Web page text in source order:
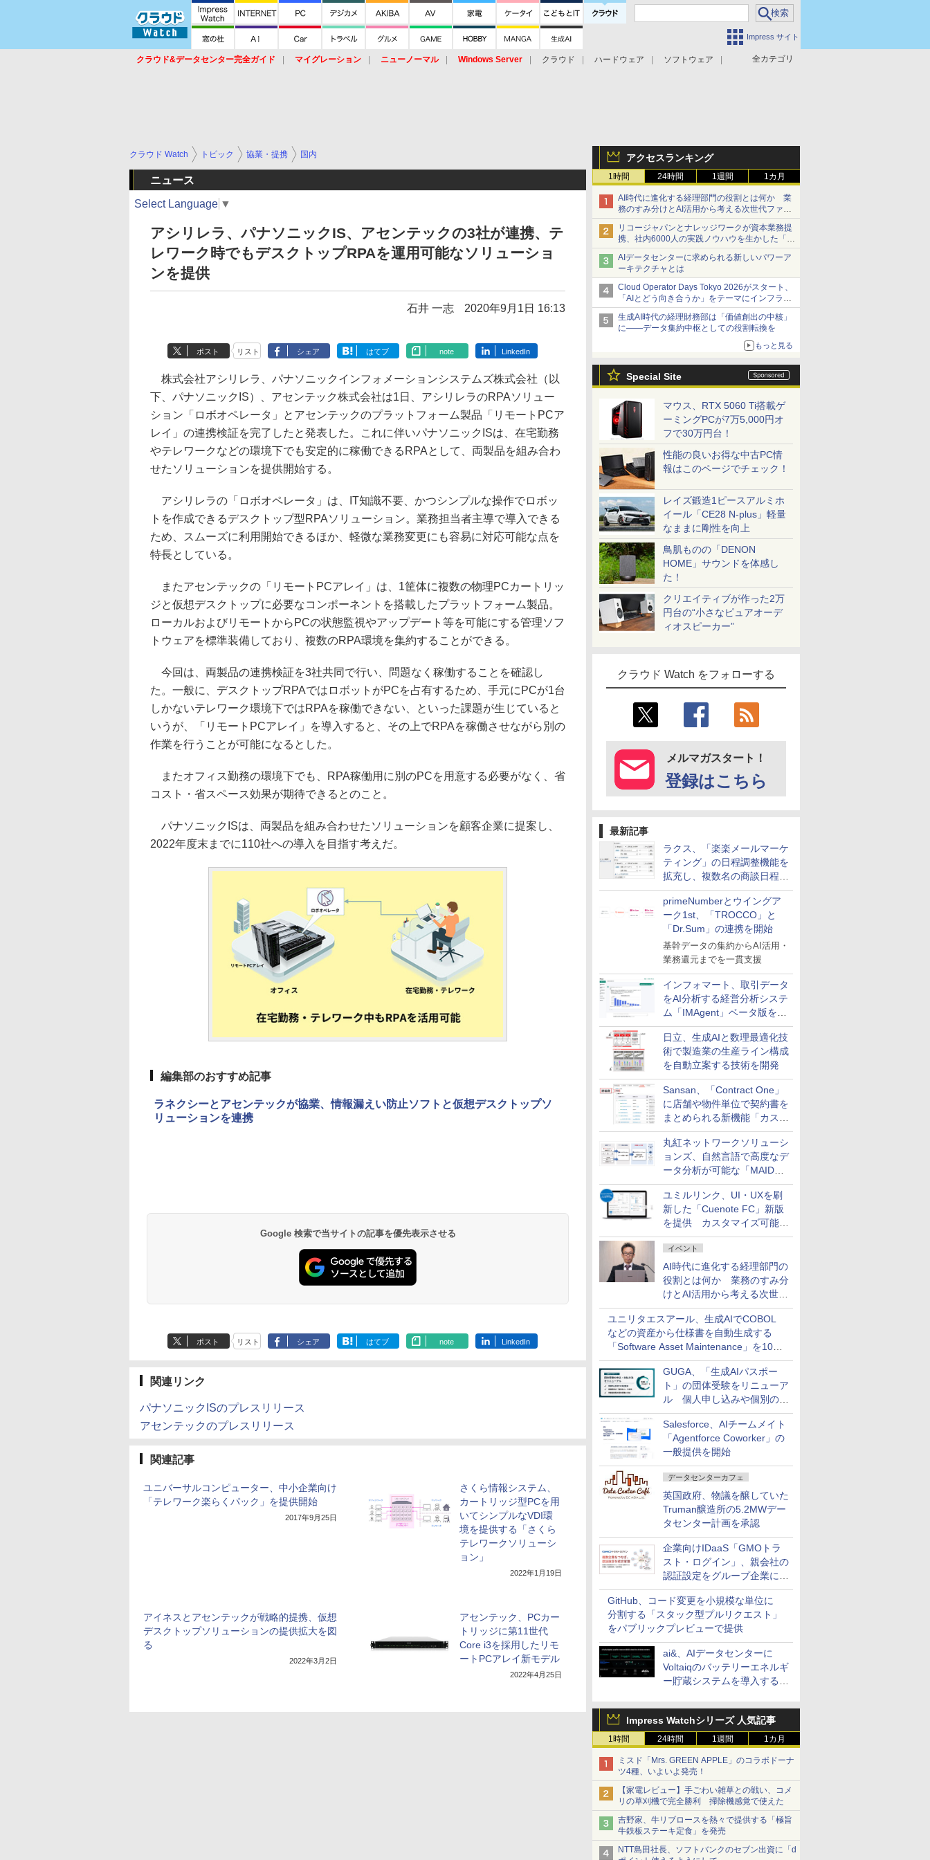
Impress サイト
全カテゴリ
クラウド&データセンター完全ガイド マイグレーション ニューノーマル Windows Server クラウド ハードウェア
ソフトウェア
アクセスランキング
1時間 24時間 1週間 1カ月
AI時代に進化する経理部門の役割とは何か 業
務のすみ分けとAI活用から考える次世代ファイ
ナンス戦略
リコージャパンとナレッジワークが資本業務提
携、社内6000人の実践ノウハウを生かした「AI
商談記録 for RICOH」を展開へ
AIデータセンターに求められる新しいパワーア
ーキテクチャとは
Cloud Operator Days Tokyo 2026がスタート、
「AIとどう向き合うか」をテーマにインフラ運
用の知見を集約
生成AI時代の経理財務部は「価値創出の中核」
に――データ集約中枢としての役割転換を
もっと見る
Special Site
マウス、RTX 5060 Ti搭載ゲ
ーミングPCが7万5,000円オ
フで30万円台！
性能の良いお得な中古PC情
報はこのページでチェック！
レイズ鍛造1ピースアルミホ
イール「CE28 N-plus」軽量
なままに剛性を向上
鳥肌ものの「DENON
HOME」サウンドを体感し
た！
クリエイティブが作った2万
円台の“小さなピュアオーデ
ィオスピーカー”
クラウド Watch をフォローする
メルマガスタート！
登録はこちら
最新記事
ラクス、「楽楽メールマーケ
ティング」の日程調整機能を
拡充し、複数名の商談日程調
整を効率化
primeNumberとウイングア
ーク1st、「TROCCO」と
「Dr.Sum」の連携を開始
基幹データの集約からAI活用・
業務還元までを一貫支援
インフォマート、取引データ
をAI分析する経営分析システ
ム「IMAgent」ベータ版を提
供
日立、生成AIと数理最適化技
術で製造業の生産ライン構成
を自動立案する技術を開発
Sansan、「Contract One」
に店舗や物件単位で契約書を
まとめられる新機能「カスタ
ム契約ツリー」を追加
丸紅ネットワークソリューシ
ョンズ、自然言語で高度なデ
ータ分析が可能な「MAIDOA
AI ASSIST」を9月より提供
ユミルリンク、UI・UXを刷
新した「Cuenote FC」新版
を提供 カスタマイズ可能な
ダッシュボード画面を搭載
イベント
AI時代に進化する経理部門の
役割とは何か 業務のすみ分
けとAI活用から考える次世代
ファイナンス戦略
ユニリタエスアール、生成AIでCOBOL
などの資産から仕様書を自動生成する
「Software Asset Maintenance」を10月
に発売
GUGA、「生成AIパスポー
ト」の団体受験をリニューア
ル 個人申し込みや個別の支
払いなどに対応
Salesforce、AIチームメイト
「Agentforce Coworker」の
一般提供を開始
データセンターカフェ
英国政府、物議を醸していた
Truman醸造所の5.2MWデー
タセンター計画を承認
企業向けIDaaS「GMOトラ
スト・ログイン」、親会社の
認証設定をグループ企業に展
開できる新機能を提供
GitHub、コード変更を小規模な単位に
分割する「スタック型プルリクエスト」
をパブリックプレビューで提供
ai&、AIデータセンターに
Voltaiqのバッテリーエネルギ
ー貯蔵システムを導入する計
Impress Watchシリーズ 人気記事
1時間 24時間 1週間 1カ月
ミスド「Mrs. GREEN APPLE」のコラボドーナ
ツ4種、いよいよ発売！
【家電レビュー】手ごわい雑草との戦い、コメ
リの草刈機で完全勝利 掃除機感覚で使えた
吉野家、牛リブロースを熱々で提供する「極旨
牛鉄板ステーキ定食」を発売
NTT島田社長、ソフトバンクのセブン出資に「d
クラウド Watch トピック 協業・提携 国内
ニュース
Select Language ▼
アシリレラ、パナソニックIS、アセンテックの3社が連携、テ
レワーク時でもデスクトップRPAを運用可能なソリューショ
ンを提供
石井 一志 2020年9月1日 16:13
ポスト リスト シェア はてブ note LinkedIn
株式会社アシリレラ、パナソニックインフォメーションシステムズ株式会社（以
下、パナソニックIS）、アセンテック株式会社は1日、アシリレラのRPAソリュー
ション「ロボオペレータ」とアセンテックのプラットフォーム製品「リモートPCア
レイ」の連携検証を完了したと発表した。これに伴いパナソニックISは、在宅勤務
やテレワークなどの環境下でも安定的に稼働できるRPAとして、両製品を組み合わ
せたソリューションを提供開始する。
アシリレラの「ロボオペレータ」は、IT知識不要、かつシンプルな操作でロボッ
トを作成できるデスクトップ型RPAソリューション。業務担当者主導で導入できる
ため、スムーズに利用開始できるほか、軽微な業務変更にも容易に対応可能な点を
特長としている。
またアセンテックの「リモートPCアレイ」は、1筐体に複数の物理PCカートリッ
ジと仮想デスクトップに必要なコンポーネントを搭載したプラットフォーム製品。
ローカルおよびリモートからPCの状態監視やアップデート等を可能にする管理ソフ
トウェアを標準装備しており、複数のRPA環境を集約することができる。
今回は、両製品の連携検証を3社共同で行い、問題なく稼働することを確認し
た。一般に、デスクトップRPAではロボットがPCを占有するため、手元にPCが1台
しかないテレワーク環境下ではRPAを稼働できない、といった課題が生じていると
いうが、「リモートPCアレイ」を導入すると、その上でRPAを稼働させながら別の
作業を行うことが可能になるとした。
またオフィス勤務の環境下でも、RPA稼働用に別のPCを用意する必要がなく、省
コスト・省スペース効果が期待できるとのこと。
パナソニックISは、両製品を組み合わせたソリューションを顧客企業に提案し、
2022年度末までに110社への導入を目指す考えだ。
編集部のおすすめ記事
ラネクシーとアセンテックが協業、情報漏えい防止ソフトと仮想デスクトップソ
リューションを連携
Google 検索で当サイトの記事を優先表示させる
ポスト リスト シェア はてブ note LinkedIn
関連リンク
パナソニックISのプレスリリース
アセンテックのプレスリリース
関連記事
ユニバーサルコンピューター、中小企業向け
「テレワーク楽らくパック」を提供開始
2017年9月25日
さくら情報システム、
カートリッジ型PCを用
いてシンプルなVDI環
境を提供する「さくら
テレワークソリューシ
ョン」
2022年1月19日
アイネスとアセンテックが戦略的提携、仮想
デスクトップソリューションの提供拡大を図
る
2022年3月2日
アセンテック、PCカー
トリッジに第11世代
Core i3を採用したリモ
ートPCアレイ新モデル
2022年4月25日